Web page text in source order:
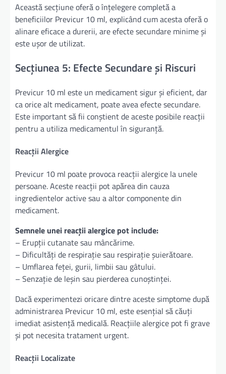
Această secțiune oferă o înțelegere completă a
beneficiilor Previcur 10 ml, explicând cum acesta oferă o
alinare eficace a durerii, are efecte secundare minime și
este ușor de utilizat.
Secțiunea 5: Efecte Secundare și Riscuri
Previcur 10 ml este un medicament sigur și eficient, dar
ca orice alt medicament, poate avea efecte secundare.
Este important să fii conștient de aceste posibile reacții
pentru a utiliza medicamentul în siguranță.
Reacții Alergice
Previcur 10 ml poate provoca reacții alergice la unele
persoane. Aceste reacții pot apărea din cauza
ingredientelor active sau a altor componente din
medicament.
Semnele unei reacții alergice pot include:
– Erupții cutanate sau mâncărime.
– Dificultăți de respirație sau respirație șuierătoare.
– Umflarea feței, gurii, limbii sau gâtului.
– Senzație de leșin sau pierderea cunoștinței.
Dacă experimentezi oricare dintre aceste simptome după
administrarea Previcur 10 ml, este esențial să căuți
imediat asistență medicală. Reacțiile alergice pot fi grave
și pot necesita tratament urgent.
Reacții Localizate